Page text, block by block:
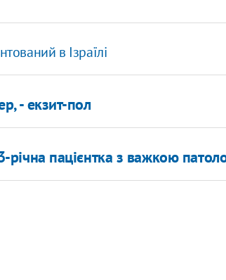
в Ізраїлі
- екзит-пол
річна пацієнтка з важкою